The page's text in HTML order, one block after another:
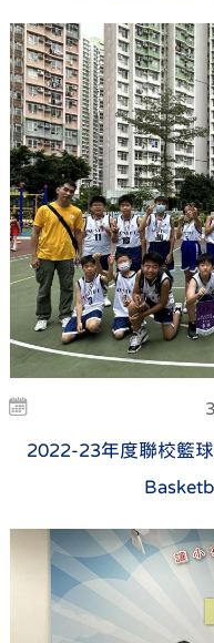
2022-23年度聯校籃